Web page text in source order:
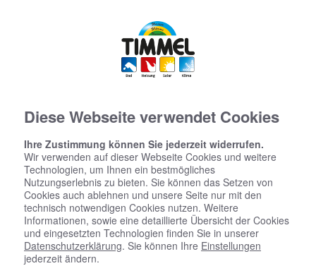
Diese Webseite verwendet Cookies
Ihre Zustimmung können Sie jederzeit widerrufen.
Wir verwenden auf dieser Webseite Cookies und weitere
Technologien, um Ihnen ein bestmögliches
Nutzungserlebnis zu bieten. Sie können das Setzen von
Cookies auch ablehnen und unsere Seite nur mit den
technisch notwendigen Cookies nutzen. Weitere
Informationen, sowie eine detaillierte Übersicht der Cookies
und eingesetzten Technologien finden Sie in unserer
Datenschutzerklärung. Sie können Ihre Einstellungen
jederzeit ändern.